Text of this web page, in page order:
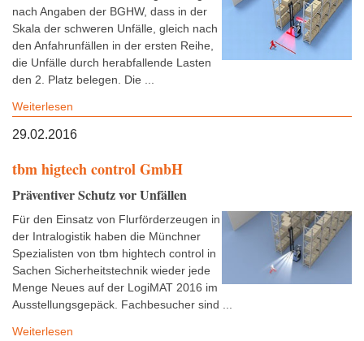
nach Angaben der BGHW, dass in der
Skala der schweren Unfälle, gleich nach
den Anfahrunfällen in der ersten Reihe,
die Unfälle durch herabfallende Lasten
den 2. Platz belegen. Die ...
Weiterlesen
29.02.2016
tbm higtech control GmbH
Präventiver Schutz vor Unfällen
Für den Einsatz von Flurförderzeugen in
der Intralogistik haben die Münchner
Spezialisten von tbm hightech control in
Sachen Sicherheitstechnik wieder jede
Menge Neues auf der LogiMAT 2016 im
Ausstellungsgepäck. Fachbesucher sind ...
Weiterlesen